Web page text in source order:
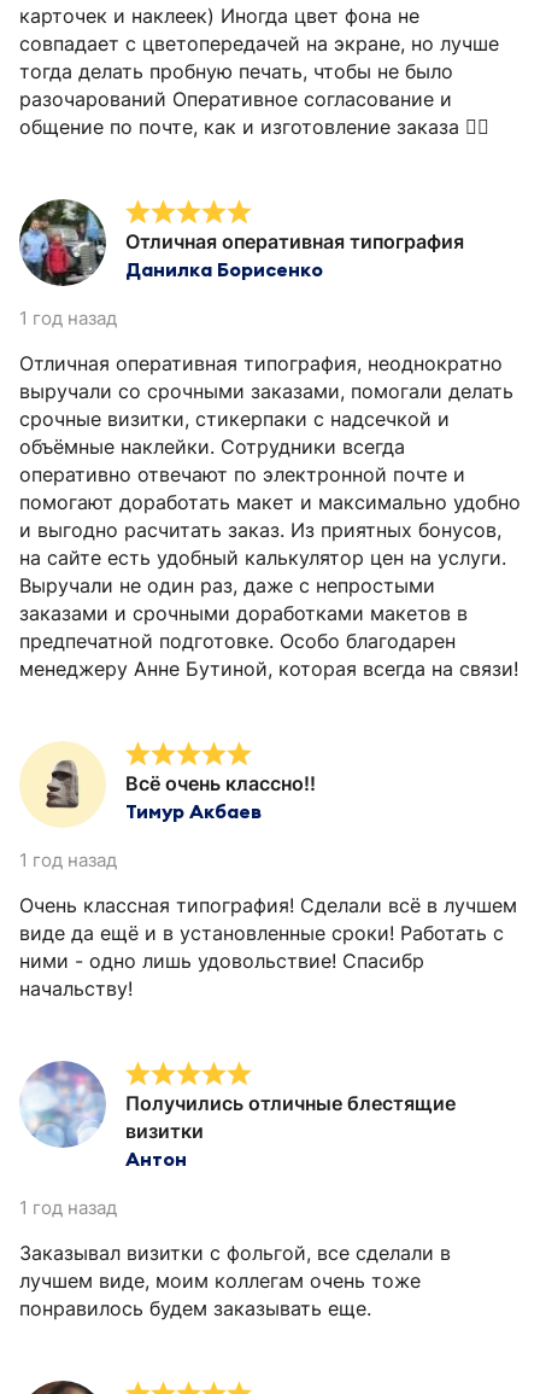
карточек и наклеек) Иногда цвет фона не
совпадает с цветопередачей на экране, но лучше
тогда делать пробную печать, чтобы не было
разочарований Оперативное согласование и
общение по почте, как и изготовление заказа 👍🏻
Отличная оперативная типография
Данилка Борисенко
1 год назад
Отличная оперативная типография, неоднократно
выручали со срочными заказами, помогали делать
срочные визитки, стикерпаки с надсечкой и
объёмные наклейки. Сотрудники всегда
оперативно отвечают по электронной почте и
помогают доработать макет и максимально удобно
и выгодно расчитать заказ. Из приятных бонусов,
на сайте есть удобный калькулятор цен на услуги.
Выручали не один раз, даже с непростыми
заказами и срочными доработками макетов в
предпечатной подготовке. Особо благодарен
менеджеру Анне Бутиной, которая всегда на связи!
Всё очень классно!!
Тимур Акбаев
1 год назад
Очень классная типография! Сделали всё в лучшем
виде да ещё и в установленные сроки! Работать с
ними - одно лишь удовольствие! Спасибр
начальству!
Получились отличные блестящие
визитки
Антон
1 год назад
Заказывал визитки с фольгой, все сделали в
лучшем виде, моим коллегам очень тоже
понравилось будем заказывать еще.